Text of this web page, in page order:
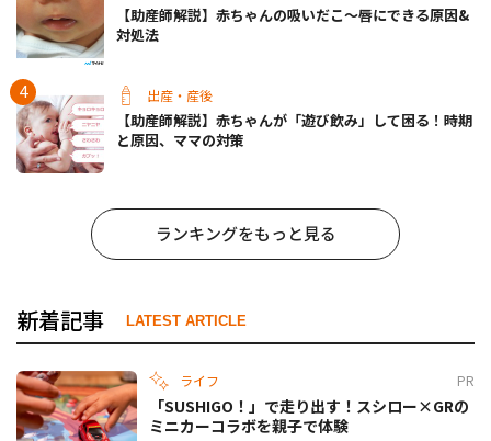
【助産師解説】赤ちゃんの吸いだこ〜唇にできる原因&
対処法
出産・産後
【助産師解説】赤ちゃんが「遊び飲み」して困る！時期
と原因、ママの対策
ランキングをもっと見る
新着記事 LATEST ARTICLE
ライフ PR
「SUSHIGO！」で走り出す！スシロー×GRの
ミニカーコラボを親子で体験